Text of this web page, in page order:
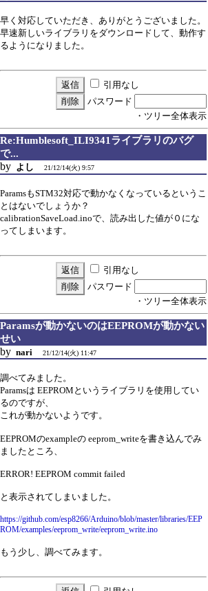
早く対応していただき、ありがとうございました。
早速新しいライブラリをダウンロードして、動作す
るようになりました。
引用なし
パスワード
・ツリー全体表示
Re:Humblesoft_ILI9341ライブラリのバグ
で...
by よし 21/12/14(火) 9:57
ParamsもSTM32対応で動かなくなっているというこ
とはないでしょうか？
calibrationSaveLoad.inoで、読み出した値が０にな
ってしまいます。
引用なし
パスワード
・ツリー全体表示
Paramsが動かないのはEEPROMが動かない
せい
by nari 21/12/14(火) 11:47
調べてみました。
Paramsは EEPROMというライブラリを使用してい
るのですが、
これが動かないようです。
EEPROMのexampleの eeprom_writeを書き込んでみ
ましたところ、
ERROR! EEPROM commit failed
と表示されてしまいました。
https://github.com/esp8266/Arduino/blob/master/libraries/EEP
ROM/examples/eeprom_write/eeprom_write.ino
もう少し、調べてみます。